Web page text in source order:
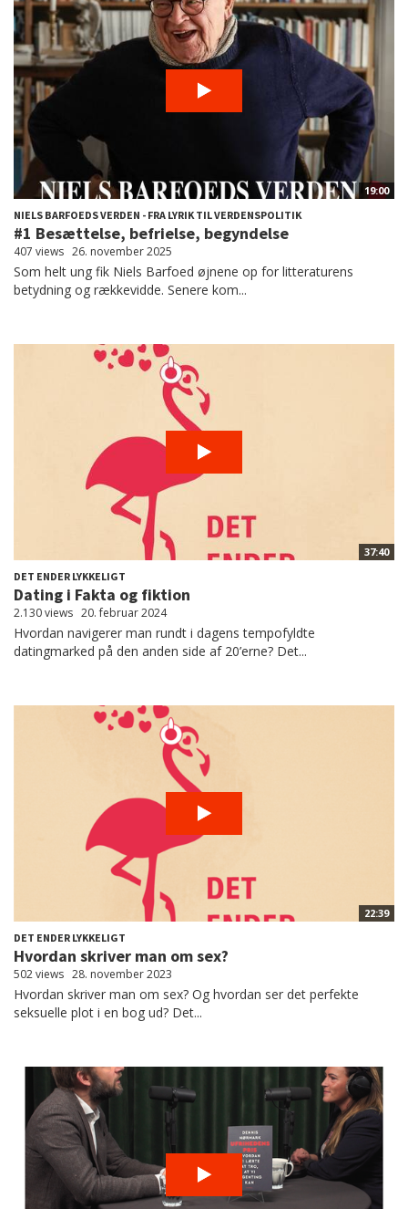
19:00
NIELS BARFOEDS VERDEN - FRA LYRIK TIL VERDENSPOLITIK
#1 Besættelse, befrielse, begyndelse
407 views 26. november 2025
Som helt ung fik Niels Barfoed øjnene op for litteraturens
betydning og rækkevidde. Senere kom...
37:40
DET ENDER LYKKELIGT
Dating i Fakta og fiktion
2.130 views 20. februar 2024
Hvordan navigerer man rundt i dagens tempofyldte
datingmarked på den anden side af 20’erne? Det...
22:39
DET ENDER LYKKELIGT
Hvordan skriver man om sex?
502 views 28. november 2023
Hvordan skriver man om sex? Og hvordan ser det perfekte
seksuelle plot i en bog ud? Det...